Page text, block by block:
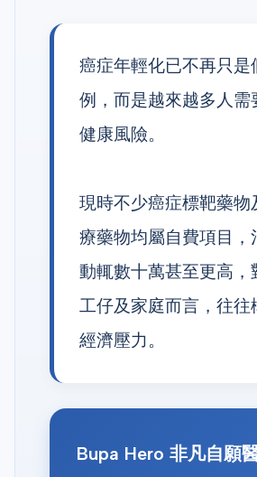
癌症年輕化已不再只是
例，而是越來越多人需
健康風險。
現時不少癌症標靶藥物
療藥物均屬自費項目，
動輒數十萬甚至更高，
工仔及家庭而言，往往
經濟壓力。
Bupa Hero 非凡自願